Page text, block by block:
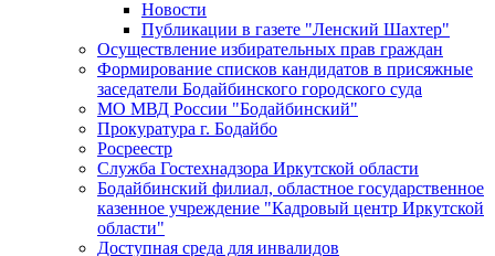
Новости
Публикации в газете "Ленский Шахтер"
Осуществление избирательных прав граждан
Формирование списков кандидатов в присяжные
заседатели Бодайбинского городского суда
МО МВД России "Бодайбинский"
Прокуратура г. Бодайбо
Росреестр
Служба Гостехнадзора Иркутской области
Бодайбинский филиал, областное государственное
казенное учреждение "Кадровый центр Иркутской
области"
Доступная среда для инвалидов